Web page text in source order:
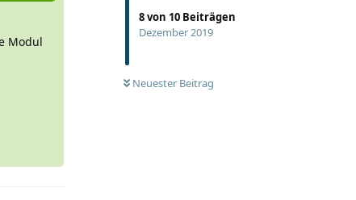
8von 10 Beiträgen
Dezember 2019
Neuester Beitrag
Modul